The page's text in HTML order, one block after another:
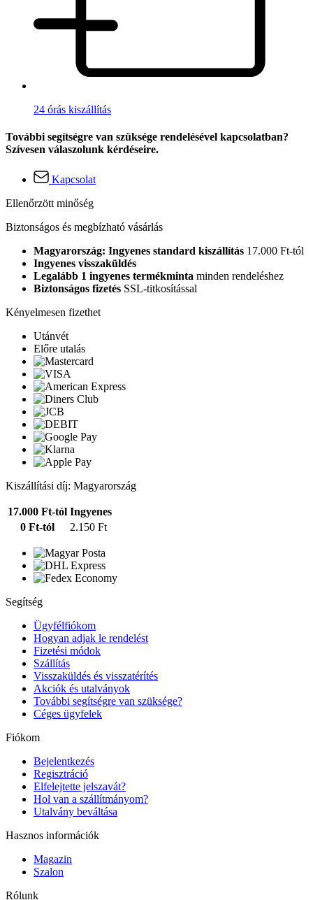
24 órás kiszállítás
További segítségre van szüksége rendelésével kapcsolatban?
Szívesen válaszolunk kérdéseire.
Kapcsolat
Ellenőrzött minőség
Biztonságos és megbízható vásárlás
Magyarország: Ingyenes standard kiszállítás 17.000 Ft-tól
Ingyenes visszaküldés
Legalább 1 ingyenes termékminta minden rendeléshez
Biztonságos fizetés SSL-titkosítással
Kényelmesen fizethet
Utánvét
Előre utalás
Kiszállítási díj: Magyarország
17.000 Ft-tól Ingyenes
0 Ft-tól
2.150 Ft
Segítség
Ügyfélfiókom
Hogyan adjak le rendelést
Fizetési módok
Szállítás
Visszaküldés és visszatérítés
Akciók és utalványok
További segítségre van szüksége?
Céges ügyfelek
Fiókom
Bejelentkezés
Regisztráció
Elfelejtette jelszavát?
Hol van a szállítmányom?
Utalvány beváltása
Hasznos információk
Magazin
Szalon
Rólunk